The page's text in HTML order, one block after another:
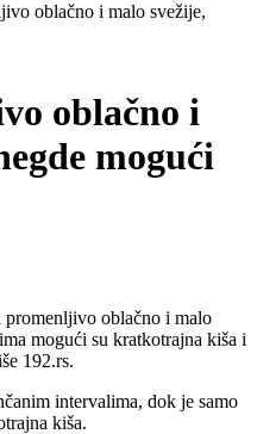
oblačno i malo svežije,
oblačno i
mogući
oblačno i malo
mogući su kratkotrajna kiša i
192.rs.
intervalima, dok je samo
kiša.